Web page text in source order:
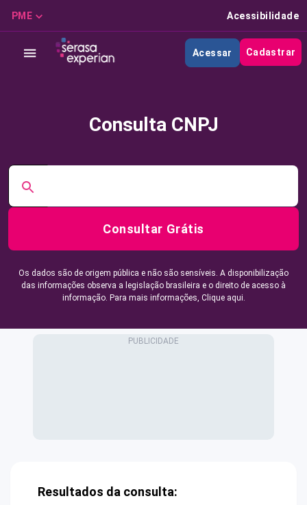
PME Acessibilidade
Acessar Cadastrar
Consulta CNPJ
Consultar Grátis
Os dados são de origem pública e não são sensíveis. A disponibilização
das informações observa a legislação brasileira e o direito de acesso à
informação. Para mais informações, Clique aqui.
Resultados da consulta: